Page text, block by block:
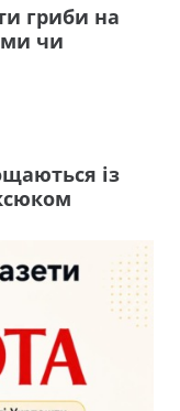
гриби на
чи
із